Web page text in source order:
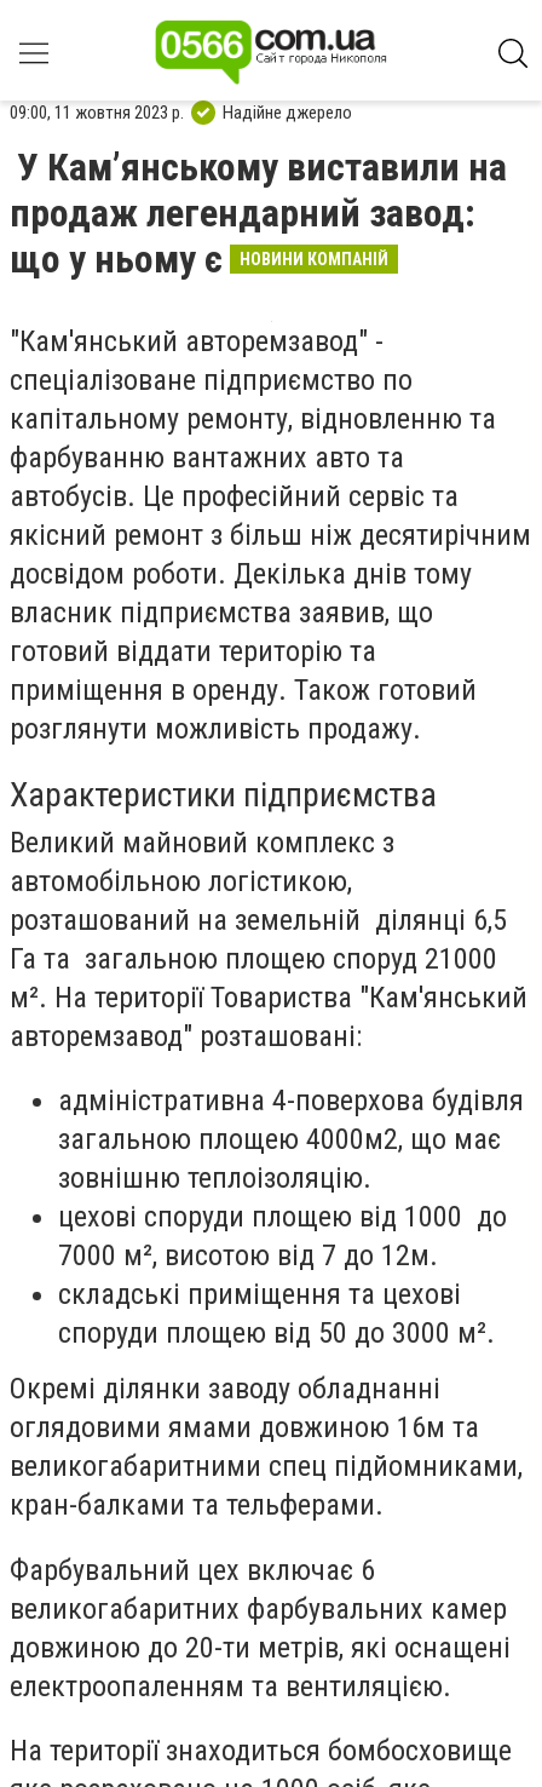
09:00, 11 жовтня 2023 р. Надійне джерело
У Кам’янському виставили на
продаж легендарний завод:
що у ньому є
НОВИНИ КОМПАНІЙ
"Кам'янський авторемзавод" -
спеціалізоване підприємство по
капітальному ремонту, відновленню та
фарбуванню вантажних авто та
автобусів. Це професійний сервіс та
якісний ремонт з більш ніж десятирічним
досвідом роботи. Декілька днів тому
власник підприємства заявив, що
готовий віддати територію та
приміщення в оренду. Також готовий
розглянути можливість продажу.
Характеристики підприємства
Великий майновий комплекс з
автомобільною логістикою,
розташований на земельній ділянці 6,5
Га та загальною площею споруд 21000
м². На території Товариства "Кам'янський
авторемзавод" розташовані:
адміністративна 4-поверхова будівля
загальною площею 4000м2, що має
зовнішню теплоізоляцію.
цехові споруди площею від 1000 до
7000 м², висотою від 7 до 12м.
складські приміщення та цехові
споруди площею від 50 до 3000 м².
Окремі ділянки заводу обладнанні
оглядовими ямами довжиною 16м та
великогабаритними спец підйомниками,
кран-балками та тельферами.
Фарбувальний цех включає 6
великогабаритних фарбувальних камер
довжиною до 20-ти метрів, які оснащені
електроопаленням та вентиляцією.
На території знаходиться бомбосховище